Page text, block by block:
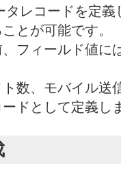
レコードを定
とが可能です。
フィールド値に
数、モバイル送
ドとして定義し